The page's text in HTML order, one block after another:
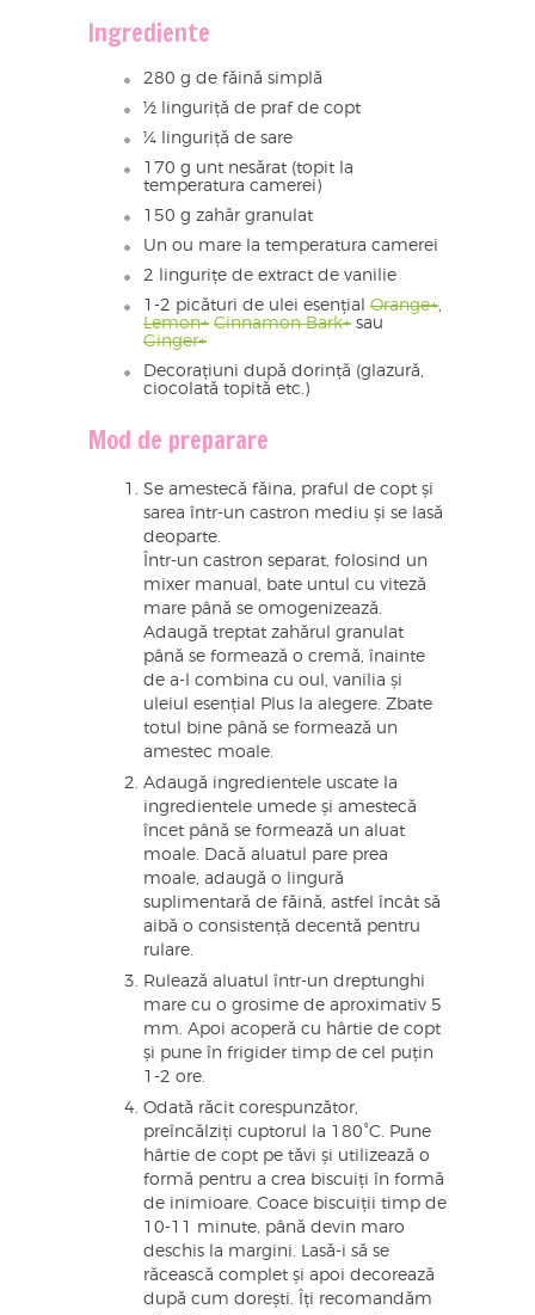
Ingrediente
280 g de făină simplă
½ linguriță de praf de copt
¼ linguriță de sare
170 g unt nesărat (topit la
temperatura camerei)
150 g zahăr granulat
Un ou mare la temperatura camerei
2 lingurițe de extract de vanilie
1-2 picături de ulei esențial Orange+,
Lemon+ Cinnamon Bark+ sau
Ginger+
Decorațiuni după dorință (glazură,
ciocolată topită etc.)
Mod de preparare
Se amestecă făina, praful de copt și
sarea într-un castron mediu și se lasă
deoparte.
Într-un castron separat, folosind un
mixer manual, bate untul cu viteză
mare până se omogenizează.
Adaugă treptat zahărul granulat
până se formează o cremă, înainte
de a-l combina cu oul, vanilia și
uleiul esențial Plus la alegere. Zbate
totul bine până se formează un
amestec moale.
Adaugă ingredientele uscate la
ingredientele umede și amestecă
încet până se formează un aluat
moale. Dacă aluatul pare prea
moale, adaugă o lingură
suplimentară de făină, astfel încât să
aibă o consistență decentă pentru
rulare.
Rulează aluatul într-un dreptunghi
mare cu o grosime de aproximativ 5
mm. Apoi acoperă cu hârtie de copt
și pune în frigider timp de cel puțin
1-2 ore.
Odată răcit corespunzător,
preîncălziți cuptorul la 180°C. Pune
hârtie de copt pe tăvi și utilizează o
formă pentru a crea biscuiți în formă
de inimioare. Coace biscuiții timp de
10-11 minute, până devin maro
deschis la margini. Lasă-i să se
răcească complet și apoi decorează
după cum dorești. Îți recomandăm